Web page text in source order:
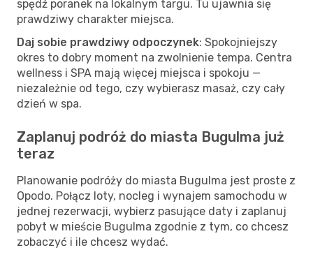
spędź poranek na lokalnym targu. Tu ujawnia się
prawdziwy charakter miejsca.
Daj sobie prawdziwy odpoczynek: Spokojniejszy
okres to dobry moment na zwolnienie tempa. Centra
wellness i SPA mają więcej miejsca i spokoju —
niezależnie od tego, czy wybierasz masaż, czy cały
dzień w spa.
Zaplanuj podróż do miasta Bugulma już
teraz
Planowanie podróży do miasta Bugulma jest proste z
Opodo. Połącz loty, nocleg i wynajem samochodu w
jednej rezerwacji, wybierz pasujące daty i zaplanuj
pobyt w mieście Bugulma zgodnie z tym, co chcesz
zobaczyć i ile chcesz wydać.